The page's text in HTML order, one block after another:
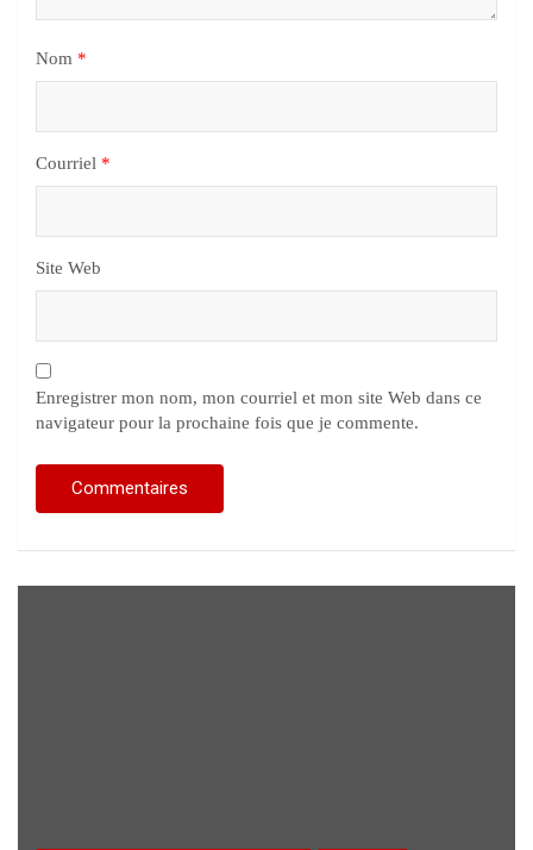
Nom *
Courriel *
Site Web
Enregistrer mon nom, mon courriel et mon site Web dans ce
navigateur pour la prochaine fois que je commente.